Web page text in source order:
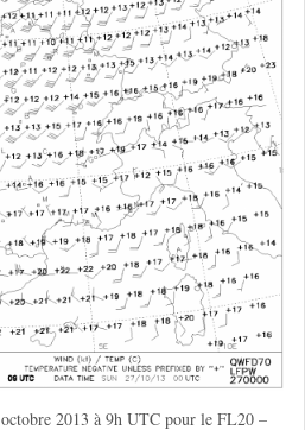
2013 à 9h UTC pour le FL20 –